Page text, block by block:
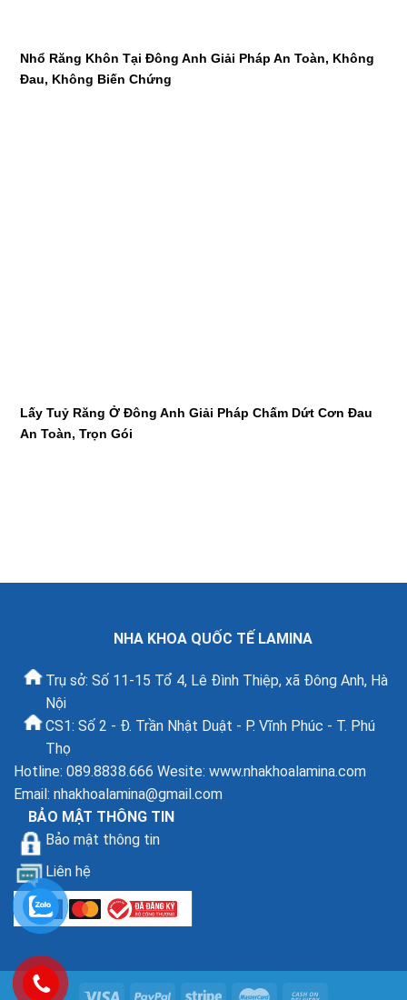
Nhổ Răng Khôn Tại Đông Anh Giải Pháp An Toàn, Không
Đau, Không Biến Chứng
Lấy Tuỷ Răng Ở Đông Anh Giải Pháp Chấm Dứt Cơn Đau
An Toàn, Trọn Gói
NHA KHOA QUỐC TẾ LAMINA
Trụ sở: Số 11-15 Tổ 4, Lê Đình Thiệp, xã Đông Anh, Hà
Nội
CS1: Số 2 - Đ. Trần Nhật Duật - P. Vĩnh Phúc - T. Phú
Thọ
Hotline: 089.8838.666 Wesite: www.nhakhoalamina.com
Email: nhakhoalamina@gmail.com
BẢO MẬT THÔNG TIN
Bảo mật thông tin
Liên hệ